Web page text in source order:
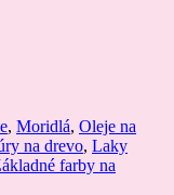
, Moridlá, Oleje na
na drevo, Laky
farby na